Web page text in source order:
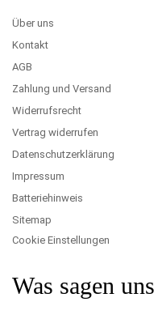
Über uns
Kontakt
AGB
Zahlung und Versand
Widerrufsrecht
Vertrag widerrufen
Datenschutzerklärung
Impressum
Batteriehinweis
Sitemap
Cookie Einstellungen
Was sagen